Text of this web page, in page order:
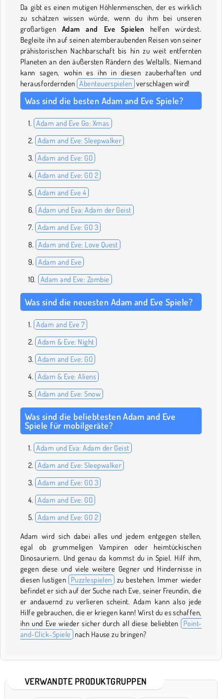
Da gibt es einen mutigen Höhlenmenschen, der es wirklich
zu schätzen wissen würde, wenn du ihm bei unseren
großartigen Adam and Eve Spielen helfen würdest.
Begleite ihn auf seinen atemberaubenden Reisen von seiner
prähistorischen Nachbarschaft bis hin zu weit entfernten
Planeten an den äußersten Rändern des Weltalls. Niemand
kann sagen, wohin es ihn in diesen zauberhaften und
herausfordernden Abenteuerspielen verschlagen wird!
Was sind die besten Adam and Eve Spiele?
Adam and Eve Go: Xmas
Adam and Eve: Sleepwalker
Adam and Eve: GO
Adam and Eve: GO 2
Adam and Eve 4
Adam und Eva: Adam der Geist
Adam and Eve: GO 3
Adam and Eve: Love Quest
Adam and Eve
Adam and Eve: Zombie
Was sind die neuesten Adam and Eve Spiele?
Adam and Eve 7
Adam & Eve: Night
Adam and Eve: GO
Adam & Eve: Aliens
Adam and Eve: Snow
Was sind die beliebtesten Adam and Eve
Spiele für mobilgeräte?
Adam und Eva: Adam der Geist
Adam and Eve: Sleepwalker
Adam and Eve: GO 3
Adam and Eve: GO
Adam and Eve: GO 2
Adam wird sich dabei alles und jedem entgegen stellen,
egal ob grummeligen Vampiren oder heimtückischen
Dinosauriern. Und genau da kommst du in Spiel. Hilf ihm,
gegen diese und viele weitere Gegner und Hindernisse in
diesen lustigen Puzzlespielen zu bestehen. Immer wieder
befindet er sich auf der Suche nach Eve, seiner Freundin, die
er andauernd zu verlieren scheint. Adam kann also jede
Hilfe gebrauchen, die er kriegen kann! Wirst du es schaffen,
ihn und Eve wieder sicher durch all diese beliebten
Point-
and-Click-Spiele nach Hause zu bringen?
VERWANDTE PRODUKTGRUPPEN